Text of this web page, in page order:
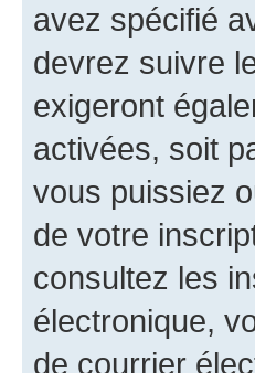
avez spécifié
devrez suivre
exigeront
activées, soit
vous puissiez
de votre
consultez les
électronique,
de courrier